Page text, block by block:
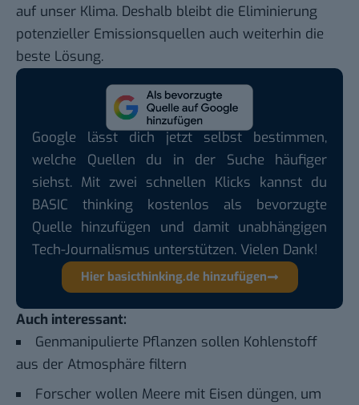
auf unser Klima. Deshalb bleibt die Eliminierung
potenzieller Emissionsquellen auch weiterhin die
beste Lösung.
Google lässt dich jetzt selbst bestimmen,
welche Quellen du in der Suche häufiger
siehst. Mit zwei schnellen Klicks kannst du
BASIC thinking kostenlos als bevorzugte
Quelle hinzufügen und damit unabhängigen
Tech-Journalismus unterstützen. Vielen Dank!
Hier basicthinking.de hinzufügen
Auch interessant:
Genmanipulierte Pflanzen sollen Kohlenstoff
aus der Atmosphäre filtern
Forscher wollen Meere mit Eisen düngen, um